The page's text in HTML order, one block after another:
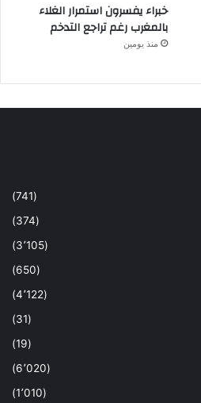
خبراء يفسرون استمرار الغلاء
بالمغرب رغم تراجع التدخم
منذ يومين
(741)
(374)
(3٬105)
(650)
(4٬122)
(31)
(19)
(6٬020)
(1٬010)